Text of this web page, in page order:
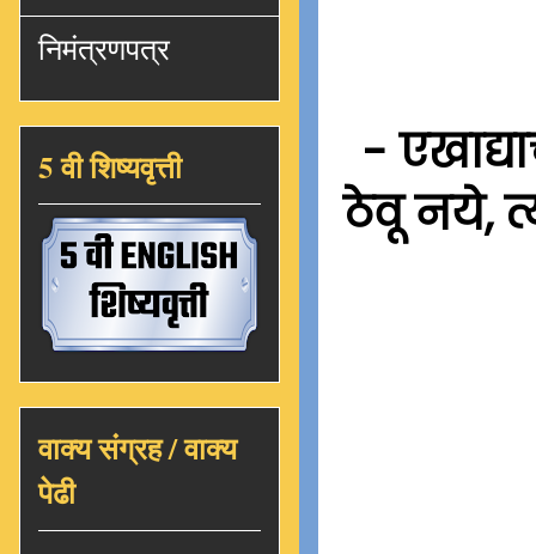
-
ठेवू नये,
निमंत्रणपत्र
5 वी शिष्यवृत्ती
वाक्य संग्रह / वाक्य
पेढी